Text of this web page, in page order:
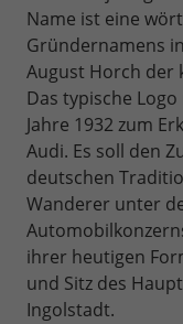
Name ist eine
Gründernamens
August Horch der
Das typische
Jahre 1932 zum
Audi. Es soll den
deutschen
Wanderer unter
ihrer heutigen
und Sitz des
Ingolstadt.